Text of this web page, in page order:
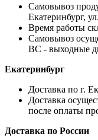
Самовывоз
Екатеринбург,
Время работы
Самовывоз
ВС - выходные
Екатеринбург
Доставка по г.
Доставка
после оплаты
Доставка по России